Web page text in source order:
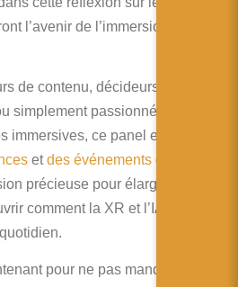
l’avenir de l’immersion
de contenu, décideurs dans les
simplement passionnés par
immersives, ce panel et
etdes événements du salon
précieuse pour élargir vos
comment la XR et l’IA
pour ne pas manquer cette